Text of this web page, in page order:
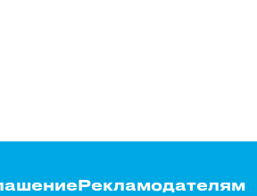
Рекламодателям